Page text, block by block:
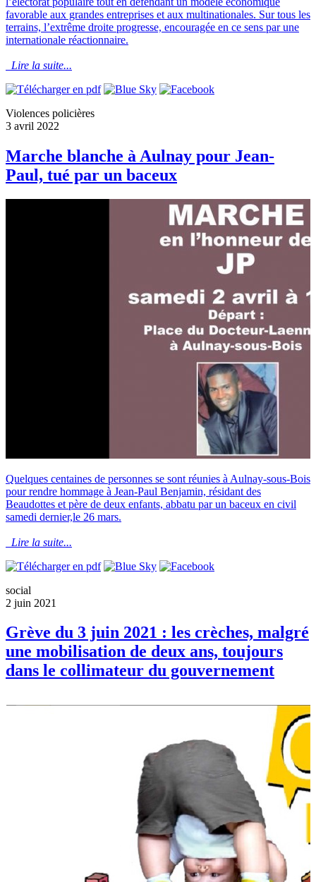
favorable aux grandes entreprises et aux multinationales. Sur tous les
terrains, l’extrême droite progresse, encouragée en ce sens par une
internationale réactionnaire.
Lire la suite...
Violences policières
3 avril 2022
Marche blanche à Aulnay pour Jean-
Paul, tué par un baceux
Quelques centaines de personnes se sont réunies à Aulnay-sous-Bois
pour rendre hommage à Jean-Paul Benjamin, résidant des
Beaudottes et père de deux enfants, abbatu par un baceux en civil
samedi dernier,le 26 mars.
Lire la suite...
social
2 juin 2021
Grève du 3 juin 2021 : les crèches, malgré
une mobilisation de deux ans, toujours
dans le collimateur du gouvernement